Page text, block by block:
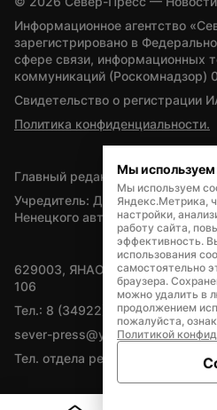
Информационное агентство
зарегистрировано в
сфере связи, информационных
коммуникаций (Роскомнадзор)
Свидетельство о
Политика конфиденциальности.
Главный редактор — А.Л.
Учредитель: Департамент
Ненецкого автономного округа
629003, ЯНАО, Салехард, мкр.
106
Тел.: 8 (34922) 71262
sever-press@yamal-media.ru
Тел. отдела рекламы: 8 (34922)
Мы
Мы используем
Яндекс.Метрика,
настройки,
работу сайта,
эффективность.
использования
самостоятельно
браузера.
можно удалить в
продолжением
пожалуйста,
Политикой